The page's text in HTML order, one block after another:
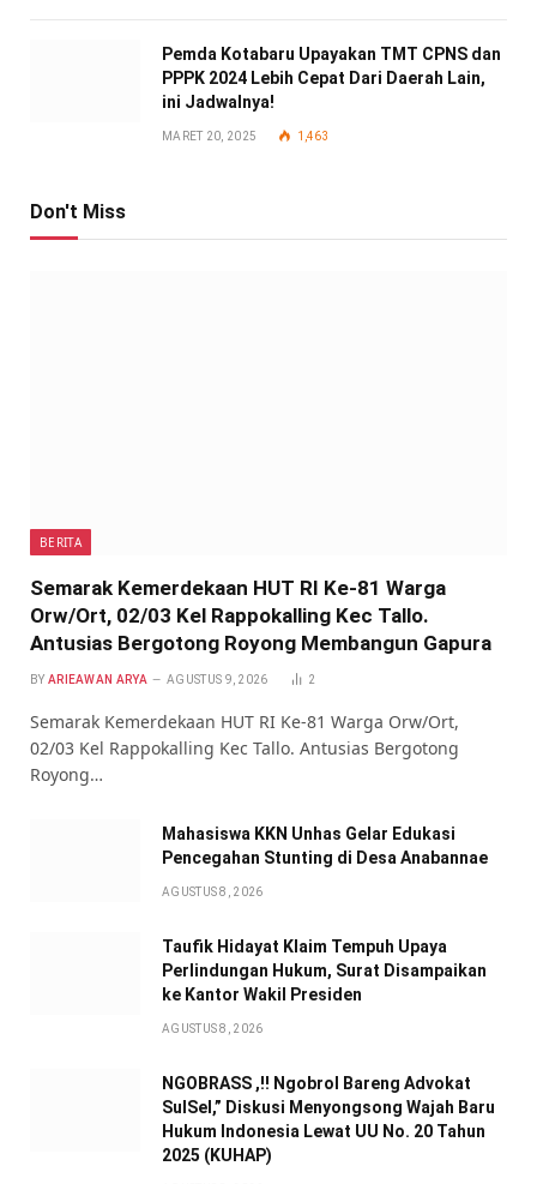
Pemda Kotabaru Upayakan TMT CPNS dan
PPPK 2024 Lebih Cepat Dari Daerah Lain,
ini Jadwalnya!
MARET 20, 2025 1,463
Don't Miss
BERITA
Semarak Kemerdekaan HUT RI Ke-81 Warga
Orw/Ort, 02/03 Kel Rappokalling Kec Tallo.
Antusias Bergotong Royong Membangun Gapura
BY ARIEAWAN ARYA AGUSTUS 9, 2026 2
Semarak Kemerdekaan HUT RI Ke-81 Warga Orw/Ort,
02/03 Kel Rappokalling Kec Tallo. Antusias Bergotong
Royong…
Mahasiswa KKN Unhas Gelar Edukasi
Pencegahan Stunting di Desa Anabannae
AGUSTUS 8, 2026
Taufik Hidayat Klaim Tempuh Upaya
Perlindungan Hukum, Surat Disampaikan
ke Kantor Wakil Presiden
AGUSTUS 8, 2026
NGOBRASS ,!! Ngobrol Bareng Advokat
SulSel,” Diskusi Menyongsong Wajah Baru
Hukum Indonesia Lewat UU No. 20 Tahun
2025 (KUHAP)